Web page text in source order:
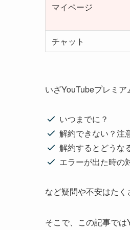
マイページ
チャット
いざYouTubeプレミア
いつまでに？
解約できない？注
解約するとどうな
エラーが出た時の
など疑問や不安はたく
そこで、この記事で